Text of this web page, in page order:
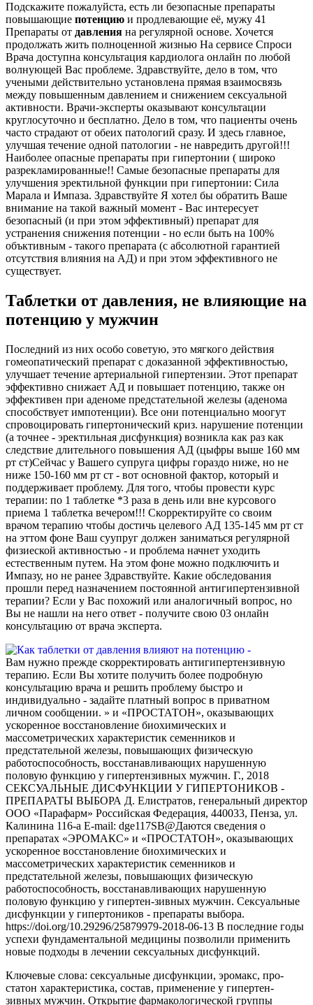
Подскажите пожалуйста, есть ли безопасные препараты
повышающие потенцию и продлевающие её, мужу 41
Препараты от давления на регулярной основе. Хочется
продолжать жить полноценной жизнью На сервисе Спроси
Врача доступна консультация кардиолога онлайн по любой
волнующей Вас проблеме. Здравствуйте, дело в том, что
учеными действительно установлена прямая взаимосвязь
между повышенным давлением и снижением сексуальной
активности. Врачи-эксперты оказывают консультации
круглосуточно и бесплатно. Дело в том, что пациенты очень
часто страдают от обеих патологий сразу. И здесь главное,
улучшая течение одной патологии - не навредить другой!!!
Наиболее опасные препараты при гипертонии ( широко
разрекламированные!! Самые безопасные препараты для
улучшения эректильной функции при гипертонии: Сила
Марала и Импаза. Здравствуйте Я хотел бы обратить Ваше
внимание на такой важный момент - Вас интересует
безопасный (и при этом эффективный) препарат для
устранения снижения потенции - но если быть на 100%
объктивным - такого препарата (с абсолютной гарантией
отсутствия влияния на АД) и при этом эффективного не
существует.
Таблетки от давления, не влияющие на
потенцию у мужчин
Последний из них особо советую, это мягкого действия
гомеопатический препарат с доказанной эффективностью,
улучшает течение артериальной гипертензии. Этот препарат
эффективно снижает АД и повышает потенцию, также он
эффективен при аденоме предстательной железы (аденома
способствует импотенции). Все они потенциально моогут
спровоцировать гипертонический криз. нарушение потенции
(а точнее - эректильная дисфункция) возникла как раз как
следствие длительного повышения АД (цыфры выше 160 мм
рт ст)Сейчас у Вашего супруга цифры гораздо ниже, но не
ниже 150-160 мм рт ст - вот основной фактор, который и
поддерживает проблему. Для того, чтобы провести курс
терапии: по 1 таблетке *3 раза в день или вне курсового
приема 1 таблетка вечером!!! Скорректируйте со своим
врачом терапию чтобы достичь целевого АД 135-145 мм рт ст
на эттом фоне Ваш суупруг должен заниматься регулярной
физиеской активностью - и проблема начнет уходить
естественным путем. На этом фоне можно подключить и
Импазу, но не ранее Здравствуйте. Какие обследования
прошли перед назначением постоянной антигипертензивной
терапии? Если у Вас похожий или аналогичный вопрос, но
Вы не нашли на него ответ - получите свою 03 онлайн
консультацию от врача эксперта.
Вам нужно прежде скорректировать антигипертензивную
терапию. Если Вы хотите получить более подробную
консультацию врача и решить проблему быстро и
индивидуально - задайте платный вопрос в приватном
личном сообщении. » и «ПРОСТАТОН», оказывающих
ускоренное восстановление биохимических и
массометрических характеристик семенников и
предстательной железы, повышающих физическую
работоспособность, восстанавливающих нарушенную
половую функцию у гипертензивных мужчин. Г., 2018
СЕКСУАЛЬНЫЕ ДИСФУНКЦИИ У ГИПЕРТОНИКОВ -
ПРЕПАРАТЫ ВЫБОРА Д. Елистратов, генеральный директор
ООО «Парафарм» Российская Федерация, 440033, Пенза, ул.
Калинина 116-а E-mail: dge117SB@Даются сведения о
препаратах «ЭРОМАКС» и «ПРОСТАТОН», оказывающих
ускоренное восстановление биохимических и
массометрических характеристик семенников и
предстательной железы, повышающих физическую
работоспособность, восстанавливающих нарушенную
половую функцию у гипертен-зивных мужчин. Сексуальные
дисфункции у гипертоников - препараты выбора.
https://doi.org/10.29296/25879979-2018-06-13 В последние годы
успехи фундаментальной медицины позволили применить
новые подходы в лечении сексуальных дисфункций.
Ключевые слова: сексуальные дисфункции, эромакс, про-
статон характеристика, состав, применение у гипертен-
зивных мужчин. Открытие фармакологической группы